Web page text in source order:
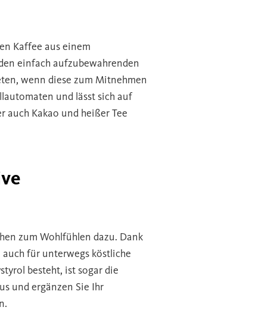
Kaffee aus einem
einfach aufzubewahrenden
wenn diese zum Mitnehmen
und lässt sich auf
Kakao und heißer Tee
zum Wohlfühlen dazu. Dank
auch für unterwegs köstliche
besteht, ist sogar die
und ergänzen Sie Ihr